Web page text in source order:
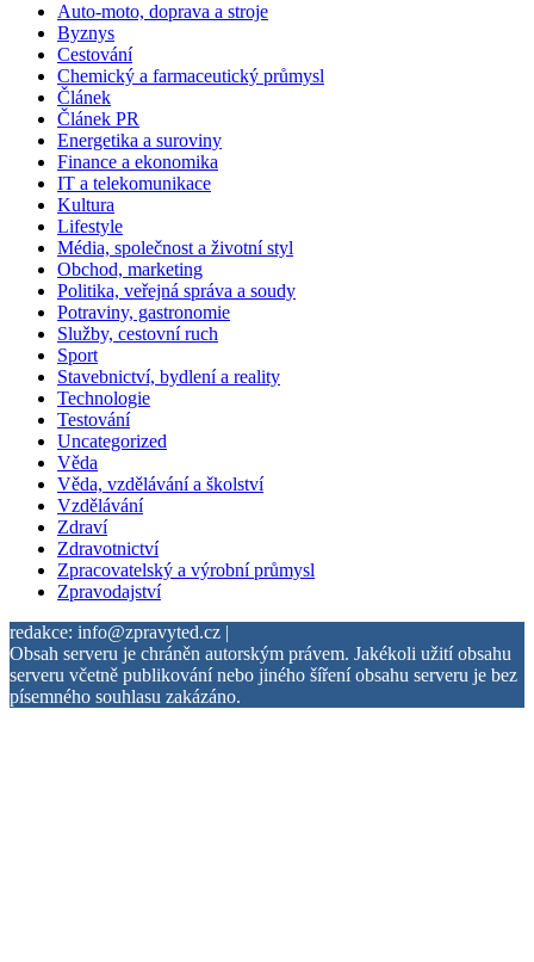
Auto-moto, doprava a stroje
Byznys
Cestování
Chemický a farmaceutický průmysl
Článek
Článek PR
Energetika a suroviny
Finance a ekonomika
IT a telekomunikace
Kultura
Lifestyle
Média, společnost a životní styl
Obchod, marketing
Politika, veřejná správa a soudy
Potraviny, gastronomie
Služby, cestovní ruch
Sport
Stavebnictví, bydlení a reality
Technologie
Testování
Uncategorized
Věda
Věda, vzdělávání a školství
Vzdělávání
Zdraví
Zdravotnictví
Zpracovatelský a výrobní průmysl
Zpravodajství
redakce: info@zpravyted.cz |
Obsah serveru je chráněn autorským právem. Jakékoli užití obsahu
serveru včetně publikování nebo jiného šíření obsahu serveru je bez
písemného souhlasu zakázáno.